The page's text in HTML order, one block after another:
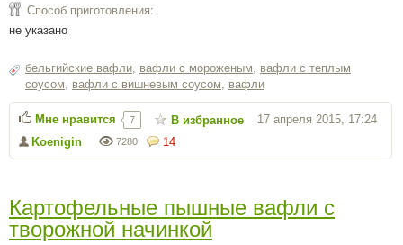
Способ приготовления:
не указано
бельгийские вафли, вафли с мороженым, вафли с теплым
соусом, вафли с вишневым соусом, вафли
14
7280
Koenigin
17 апреля 2015, 17:24
Мне нравится 7 В избранное
Картофельные пышные вафли с
творожной начинкой